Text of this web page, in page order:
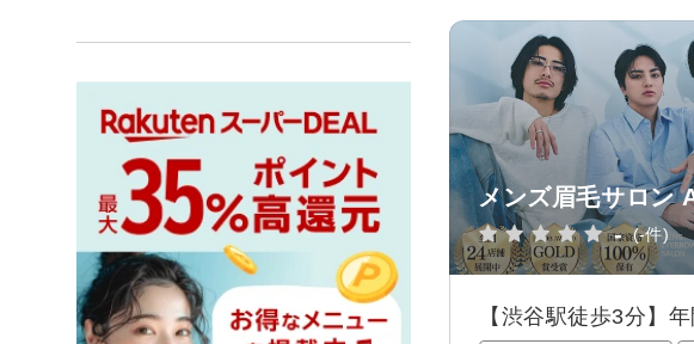
メンズ眉毛サロン
- (-件)
【渋谷駅徒歩3分】